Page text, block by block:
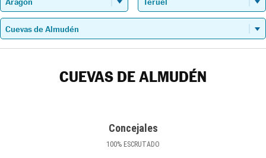
CUEVAS DE ALMUDÉN
Concejales
100% ESCRUTADO